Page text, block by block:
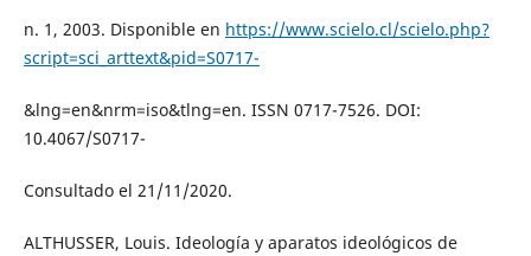
n. 1, 2003. Disponible en https://www.scielo.cl/scielo.php?
script=sci_arttext&pid=S0717-
&lng=en&nrm=iso&tlng=en. ISSN 0717-7526. DOI:
10.4067/S0717-
Consultado el 21/11/2020.
ALTHUSSER, Louis. Ideología y aparatos ideológicos de